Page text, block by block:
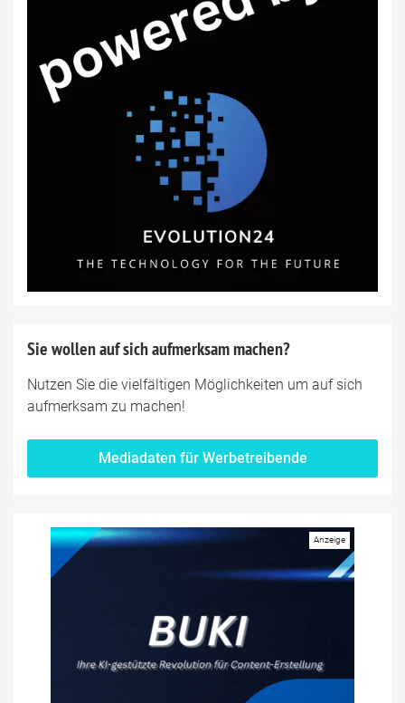
Sie wollen auf sich aufmerksam machen?
Nutzen Sie die vielfältigen Möglichkeiten um auf sich
aufmerksam zu machen!
Mediadaten für Werbetreibende